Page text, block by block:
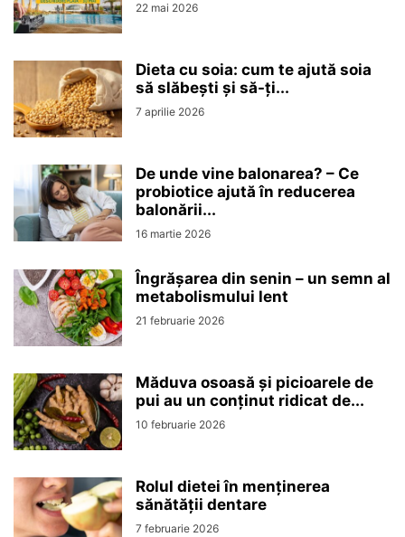
22 mai 2026
Dieta cu soia: cum te ajută soia
să slăbești și să-ți...
7 aprilie 2026
De unde vine balonarea? – Ce
probiotice ajută în reducerea
balonării...
16 martie 2026
Îngrășarea din senin – un semn al
metabolismului lent
21 februarie 2026
Măduva osoasă și picioarele de
pui au un conținut ridicat de...
10 februarie 2026
Rolul dietei în menținerea
sănătății dentare
7 februarie 2026